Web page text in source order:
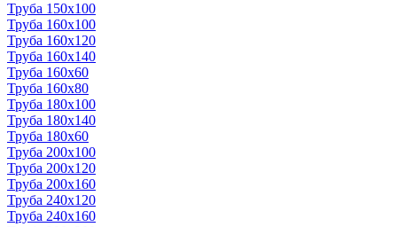
Труба 150x100
Труба 160x100
Труба 160x120
Труба 160x140
Труба 160x60
Труба 160x80
Труба 180x100
Труба 180x140
Труба 180x60
Труба 200x100
Труба 200x120
Труба 200x160
Труба 240x120
Труба 240x160